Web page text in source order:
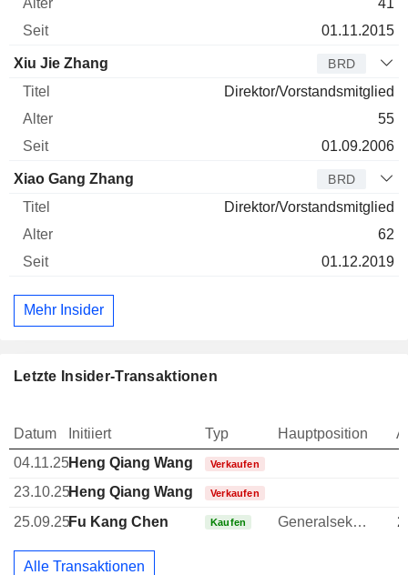
01.11.2015
Xiu Jie Zhang BRD
Direktor/Vorstandsmitglied
55
01.09.2006
Xiao Gang Zhang BRD
Direktor/Vorstandsmitglied
62
01.12.2019
Mehr Insider
Letzte Insider-Transaktionen
Datum Initiiert Typ Hauptposition
04.11.25Heng Qiang Wang Verkaufen
23.10.25Heng Qiang Wang Verkaufen
25.09.25Fu Kang Chen Kaufen Generalsekretär
Alle Transaktionen